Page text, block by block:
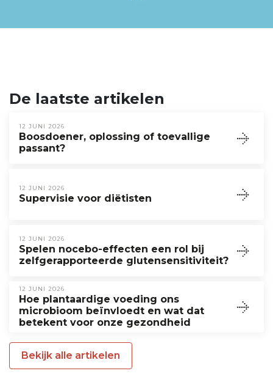
De laatste artikelen
12 JUNI 2026
Boosdoener, oplossing of toevallige
passant?
12 JUNI 2026
Supervisie voor diëtisten
12 JUNI 2026
Spelen nocebo-effecten een rol bij
zelfgerapporteerde glutensensitiviteit?
12 JUNI 2026
Hoe plantaardige voeding ons
microbioom beïnvloedt en wat dat
betekent voor onze gezondheid
Bekijk alle artikelen